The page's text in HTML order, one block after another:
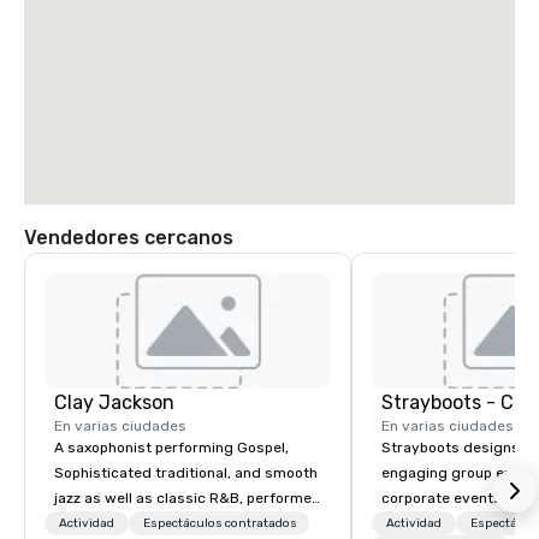
Vendedores cercanos
Clay Jackson
En varias ciudades
A saxophonist performing Gospel,
Sophisticated traditional, and smooth
jazz as well as classic R&B, performed
instrumentally on the tenor, alto, and
Actividad Espectáculos contratados
En varias ciudades
Strayboots designs
engaging group
corporate events
We operate in 300+
Actividad